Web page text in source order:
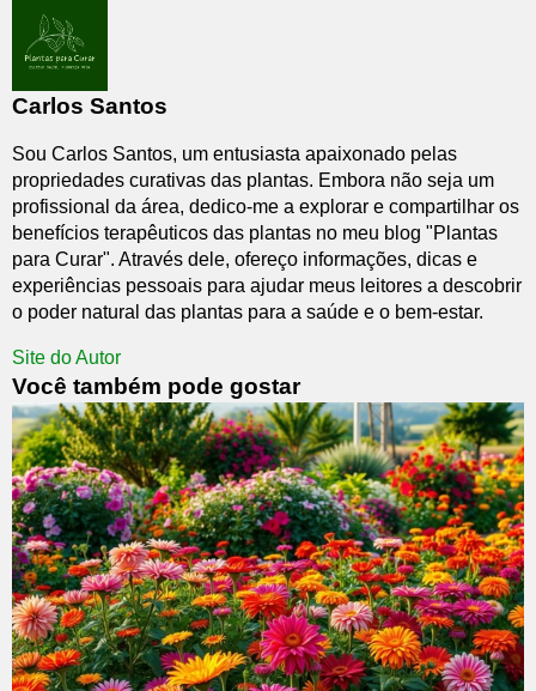
Carlos Santos
Sou Carlos Santos, um entusiasta apaixonado pelas
propriedades curativas das plantas. Embora não seja um
profissional da área, dedico-me a explorar e compartilhar os
benefícios terapêuticos das plantas no meu blog "Plantas
para Curar". Através dele, ofereço informações, dicas e
experiências pessoais para ajudar meus leitores a descobrir
o poder natural das plantas para a saúde e o bem-estar.
Site do Autor
Você também pode gostar